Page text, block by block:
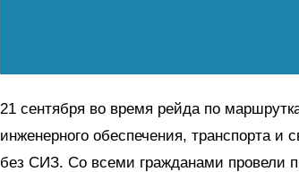
21 сентября во время рейда по
инженерного обеспечения, транспорта
без СИЗ. Со всеми гражданами провели